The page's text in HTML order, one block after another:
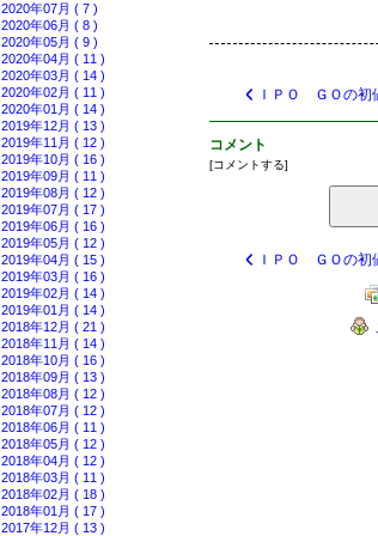
2020年07月 ( 7 )
2020年06月 ( 8 )
2020年05月 ( 9 )
2020年04月 ( 11 )
2020年03月 ( 14 )
2020年02月 ( 11 )
2020年01月 ( 14 )
2019年12月 ( 13 )
2019年11月 ( 12 )
2019年10月 ( 16 )
2019年09月 ( 11 )
2019年08月 ( 12 )
2019年07月 ( 17 )
2019年06月 ( 16 )
2019年05月 ( 12 )
2019年04月 ( 15 )
2019年03月 ( 16 )
2019年02月 ( 14 )
2019年01月 ( 14 )
2018年12月 ( 21 )
2018年11月 ( 14 )
2018年10月 ( 16 )
2018年09月 ( 13 )
2018年08月 ( 12 )
2018年07月 ( 12 )
2018年06月 ( 11 )
2018年05月 ( 12 )
2018年04月 ( 12 )
2018年03月 ( 11 )
2018年02月 ( 18 )
2018年01月 ( 17 )
2017年12月 ( 13 )
コメント
[コメントする]